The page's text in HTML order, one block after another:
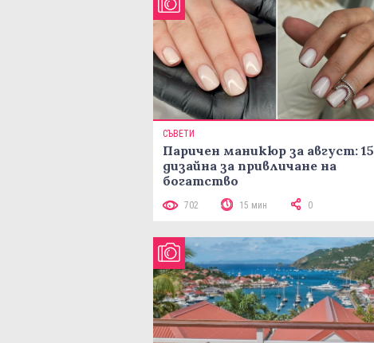
СЪВЕТИ
Паричен маникюр за август: 15
дизайна за привличане на
богатство
702 15 мин 0